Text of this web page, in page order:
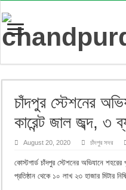
চাঁদপুর স্টেশনের
কারেন্ট জাল জব্দ, ৩
August 20, 2020 চাঁদপুর সদর
কোস্টগার্ড চাঁদপুর স্টেশনের অভিযানে শহরের
প্রতিষ্ঠান থেকে ১০ লাখ ২৩ হাজার মিটার